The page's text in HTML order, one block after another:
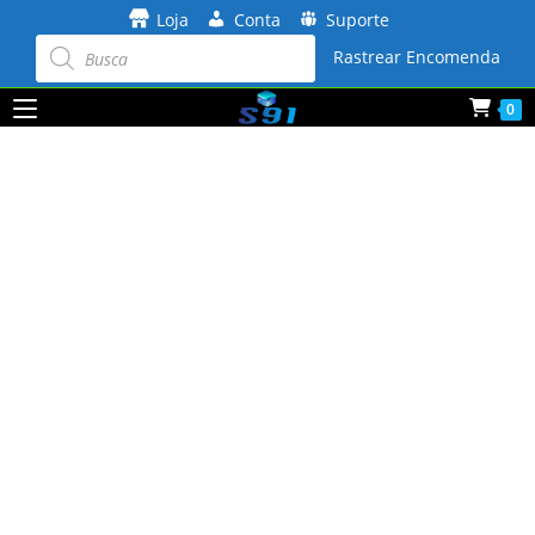
conteúdo
Loja Conta Suporte
Pesquisar
produtos Rastrear Encomenda
0